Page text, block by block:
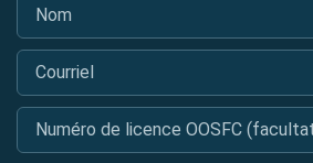
Courriel
Numéro de licence OOSFC